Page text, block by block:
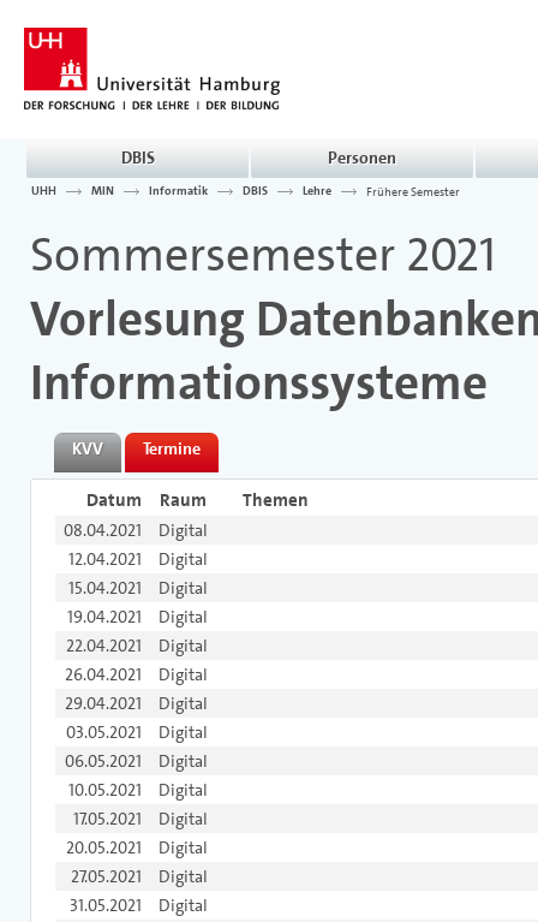
DBIS Personen
UHH MIN Informatik DBIS Lehre Frühere Semester
Sommersemester 2021
Vorlesung
Informationssysteme
KVV Termine
Datum Raum Themen
08.04.2021
Digital
12.04.2021
Digital
15.04.2021
Digital
19.04.2021
Digital
22.04.2021
Digital
26.04.2021
Digital
29.04.2021
Digital
03.05.2021
Digital
06.05.2021
Digital
10.05.2021
Digital
17.05.2021
Digital
20.05.2021
Digital
27.05.2021
Digital
31.05.2021
Digital